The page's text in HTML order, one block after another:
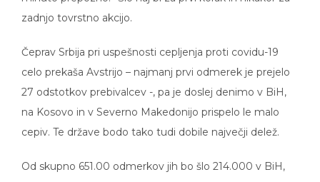
zadnjo tovrstno akcijo.
celo prekaša Avstrijo – najmanj prvi odmerek je prejelo
27 odstotkov prebivalcev -, pa je doslej denimo v BiH,
na Kosovo in v Severno Makedonijo prispelo le malo
cepiv. Te države bodo tako tudi dobile največji delež.
145.000 v Albanijo, 119.000 v Severno Makedonijo,